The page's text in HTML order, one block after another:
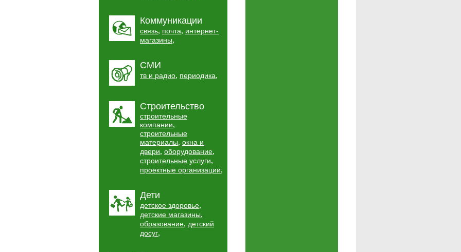
Коммуникации
связь, почта, интернет-
магазины,
СМИ
тв и радио, периодика,
Строительство
строительные
компании,
строительные
материалы, окна и
двери, оборудование,
строительные услуги,
проектные организации,
Дети
детское здоровье,
детские магазины,
образование, детский
досуг,